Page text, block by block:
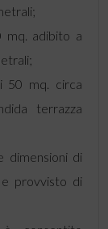
mq. adibito a
50 mq. circa
terrazza
dimensioni di
provvisto di